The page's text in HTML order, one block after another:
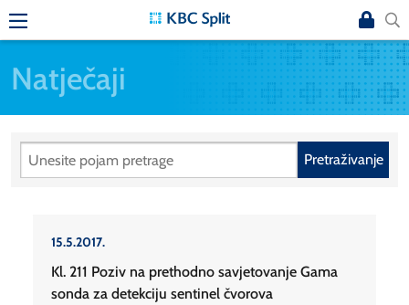
Natječaji
Pretraživanje
15.5.2017.
Kl. 211 Poziv na prethodno savjetovanje Gama
sonda za detekciju sentinel čvorova